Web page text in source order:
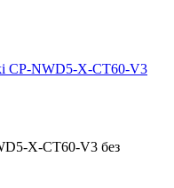
X-CT60-V3 без